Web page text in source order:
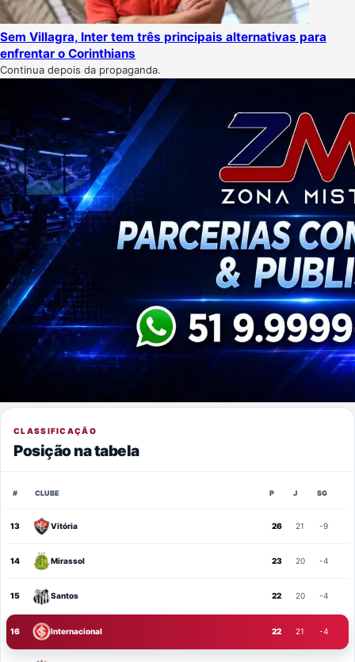
Sem Villagra, Inter tem três principais alternativas para
enfrentar o Corinthians
Continua depois da propaganda.
CLASSIFICAÇÃO
Posição na tabela
# CLUBE P J SG
13 Vitória 26 21 -9
14 Mirassol 23 20 -4
15 Santos 22 20 -4
16 Internacional 22 21 -4